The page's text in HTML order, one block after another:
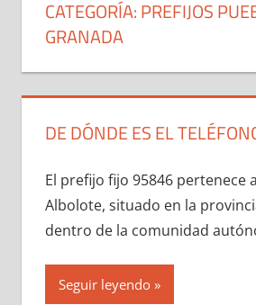
CATEGORÍA:PREFIJOS
GRANADA
DE DÓNDE ES EL
El prefijo fijo 95846 pertenece
Albolote, situado en la
dentro dе la comunidad
Seguir leyendo